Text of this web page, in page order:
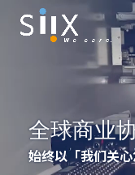
全球商业
始终以「我们关